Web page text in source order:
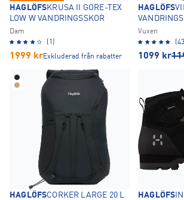
HAGLÖFSKRUSA II GORE-TEX
LOW W VANDRINGSSKOR
Dam
(1)
1999 krExkluderad från rabatter
HAGLÖFS
Vuxen
1099 kr
HAGLÖFSCORKER LARGE 20 L
HAGLÖFS